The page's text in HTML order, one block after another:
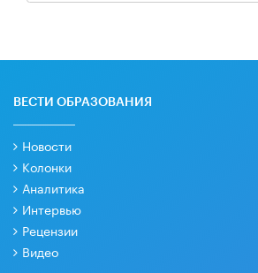
ВЕСТИ ОБРАЗОВАНИЯ
Новости
Колонки
Аналитика
Интервью
Рецензии
Видео